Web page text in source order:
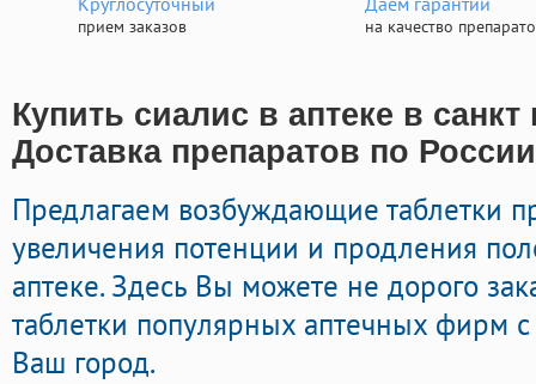
прием заказов на качество
Купить сиалис в аптеке в санкт
Доставка препаратов по России
Предлагаем возбуждающие таблетки
увеличения потенции и продления
аптеке. Здесь Вы можете не дорого
таблетки популярных аптечных фирм с
Ваш город.